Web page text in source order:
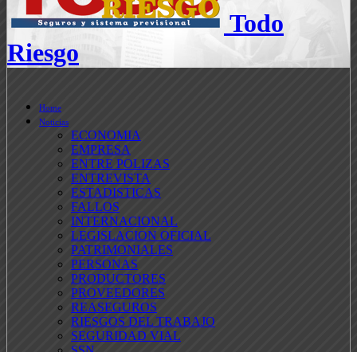
Todo
Riesgo
Home
Noticias
ECONOMIA
EMPRESA
ENTRE POLIZAS
ENTREVISTA
ESTADISTICAS
FALLOS
INTERNACIONAL
LEGISLACION OFICIAL
PATRIMONIALES
PERSONAS
PRODUCTORES
PROVEEDORES
REASEGUROS
RIESGOS DEL TRABAJO
SEGURIDAD VIAL